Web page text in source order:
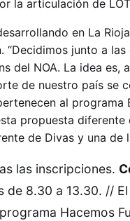
la articulación de
en La
“Decidimos junto a
del NOA. La idea
de nuestro país se
al programa
propuesta
de Divas y una de
las inscripciones.
de 8.30 a 13.30. //
Hacemos